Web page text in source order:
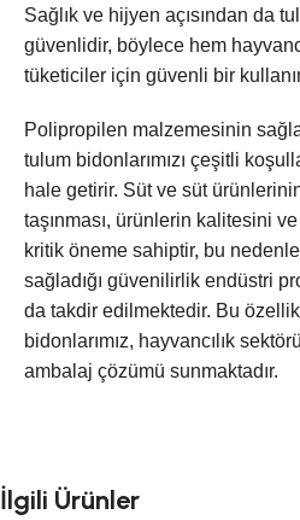
Sağlık ve hijyen açısından da
güvenlidir, böylece hem
tüketiciler için güvenli bir
Polipropilen malzemesinin
tulum bidonlarımızı çeşitli
hale getirir. Süt ve süt
taşınması, ürünlerin kalitesini
kritik öneme sahiptir, bu nedenle
sağladığı güvenilirlik endüstri
da takdir edilmektedir. Bu
bidonlarımız, hayvancılık
ambalaj çözümü sunmaktadır.
İlgili Ürünler